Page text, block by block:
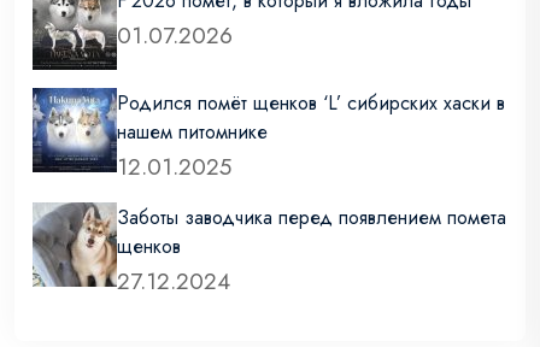
01.07.2026
Родился помёт щенков ‘L’ сибирских хаски в
нашем питомнике
12.01.2025
Заботы заводчика перед появлением помета
щенков
27.12.2024